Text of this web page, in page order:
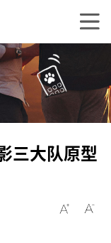
三大队原型